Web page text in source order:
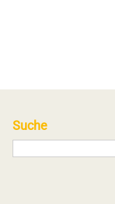
Suche